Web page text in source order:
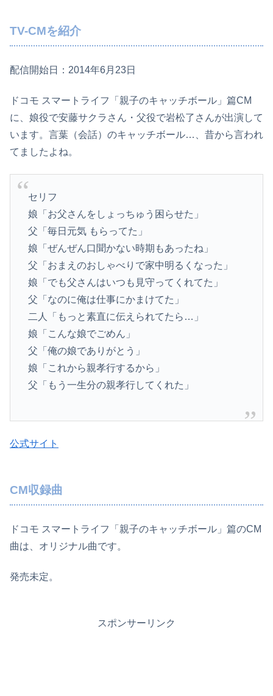
TV-CMを紹介
配信開始日：2014年6月23日
ドコモ スマートライフ「親子のキャッチボール」篇CM
に、娘役で安藤サクラさん・父役で岩松了さんが出演して
います。言葉（会話）のキャッチボール…、昔から言われ
てましたよね。
セリフ
娘「お父さんをしょっちゅう困らせた」
父「毎日元気 もらってた」
娘「ぜんぜん口聞かない時期もあったね」
父「おまえのおしゃべりで家中明るくなった」
娘「でも父さんはいつも見守ってくれてた」
父「なのに俺は仕事にかまけてた」
二人「もっと素直に伝えられてたら…」
娘「こんな娘でごめん」
父「俺の娘でありがとう」
娘「これから親孝行するから」
父「もう一生分の親孝行してくれた」
公式サイト
CM収録曲
ドコモ スマートライフ「親子のキャッチボール」篇のCM
曲は、オリジナル曲です。
発売未定。
スポンサーリンク